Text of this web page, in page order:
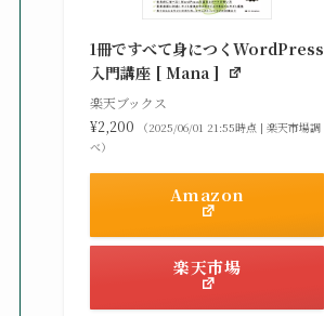
1冊ですべて身につくWordPress
入門講座 [ Mana ]
楽天ブックス
¥2,200
（2025/06/01 21:55時点 | 楽天市場調
べ）
Amazon
楽天市場